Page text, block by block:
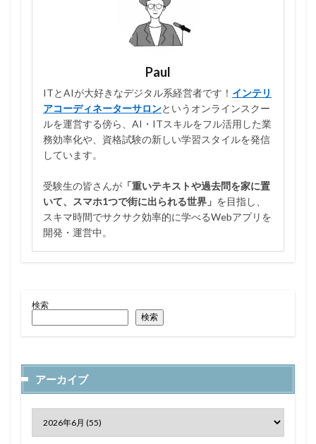
Paul
ITとAIが大好きなデジタル系経営者です！ インテリ
アコーディネーターサロンというオンラインスクー
ルを運営する傍ら、AI・ITスキルをフル活用した業
務効率化や、資格試験の新しい学習スタイルを発信
しています。
受験生の皆さんが 「重いテキストや過去問を家に置
いて、スマホ1つで街に出られる世界」 を目指し、
スキマ時間でサクサク効率的に学べるWebアプリを
開発・運営中。
検索
検索
アーカイブ